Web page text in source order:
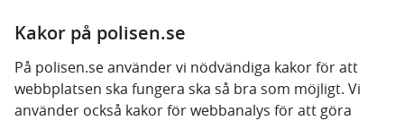
Kakor på polisen.se
På polisen.se använder vi nödvändiga kakor för att
webbplatsen ska fungera ska så bra som möjligt. Vi
använder också kakor för webbanalys för att göra